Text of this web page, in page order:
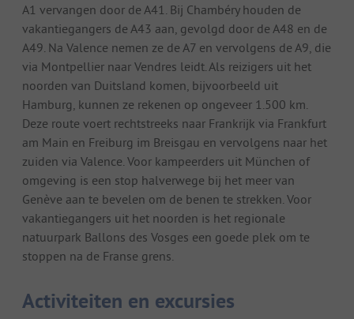
A1 vervangen door de A41. Bij Chambéry houden de
vakantiegangers de A43 aan, gevolgd door de A48 en de
A49. Na Valence nemen ze de A7 en vervolgens de A9, die
via Montpellier naar Vendres leidt. Als reizigers uit het
noorden van Duitsland komen, bijvoorbeeld uit
Hamburg, kunnen ze rekenen op ongeveer 1.500 km.
Deze route voert rechtstreeks naar Frankrijk via Frankfurt
am Main en Freiburg im Breisgau en vervolgens naar het
zuiden via Valence. Voor kampeerders uit München of
omgeving is een stop halverwege bij het meer van
Genève aan te bevelen om de benen te strekken. Voor
vakantiegangers uit het noorden is het regionale
natuurpark Ballons des Vosges een goede plek om te
stoppen na de Franse grens.
Activiteiten en excursies